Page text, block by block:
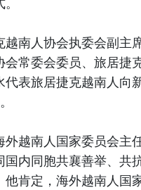
越南人协会执委会副主
会常委会委员、旅居捷
代表旅居捷克越南人向
外越南人国家委员会主
国内同胞共襄善举、共
他肯定，海外越南人国